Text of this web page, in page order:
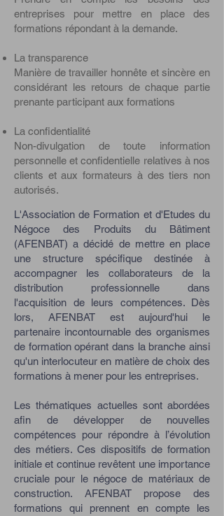
entreprises pour mettre en place des
formations répondant à la demande.
La transparence
Manière de travailler honnête et sincère en
considérant les retours de chaque partie
prenante participant aux formations
La confidentialité
Non-divulgation de toute information
personnelle et confidentielle relatives à nos
clients et aux formateurs à des tiers non
autorisés.
L'Association de Formation et d'Etudes du
Négoce des Produits du Bâtiment
(AFENBAT) a décidé de mettre en place
une structure spécifique destinée à
accompagner les collaborateurs de la
distribution professionnelle dans
l'acquisition de leurs compétences. Dès
lors, AFENBAT est aujourd'hui le
partenaire incontournable des organismes
de formation opérant dans la branche ainsi
qu'un interlocuteur en matière de choix des
formations à mener pour les entreprises.
Les thématiques actuelles sont abordées
afin de développer de nouvelles
compétences pour répondre à l’évolution
des métiers. Ces dispositifs de formation
initiale et continue revêtent une importance
cruciale pour le négoce de matériaux de
construction. AFENBAT propose des
formations qui prennent en compte les